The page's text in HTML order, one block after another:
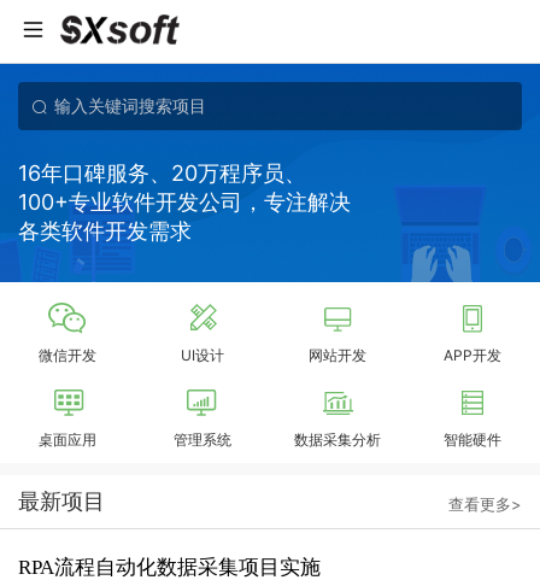
16年口碑服务、20万程序员、
100+专业软件开发公司，专注解决
各类软件开发需求
微信开发 UI设计 网站开发 APP开发
桌面应用 管理系统 数据采集分析 智能硬件
最新项目 查看更多>
RPA流程自动化数据采集项目实施